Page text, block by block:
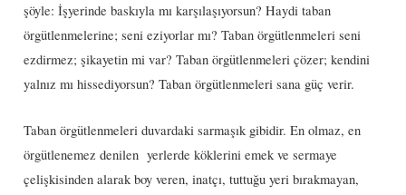
şöyle: İşyerinde baskıyla mı karşılaşıyorsun? Haydi taban
örgütlenmelerine; seni eziyorlar mı? Taban örgütlenmeleri seni
ezdirmez; şikayetin mi var? Taban örgütlenmeleri çözer; kendini
yalnız mı hissediyorsun? Taban örgütlenmeleri sana güç verir.
Taban örgütlenmeleri duvardaki sarmaşık gibidir. En olmaz, en
örgütlenemez denilen yerlerde köklerini emek ve sermaye
çelişkisinden alarak boy veren, inatçı, tuttuğu yeri bırakmayan,